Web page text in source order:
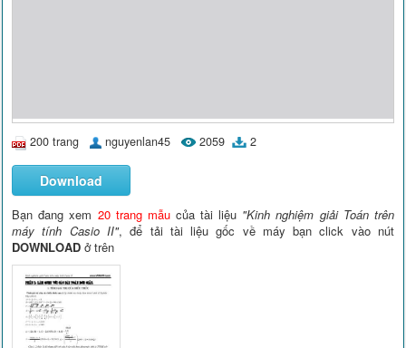
200 trang nguyenlan45 2059 2
Download
Bạn đang xem 20 trang mẫucủa tài liệu "Kinh nghiệm giải Toán trên
máy tính Casio II", để tải tài liệu gốc về máy bạn click vào nút
DOWNLOAD ở trên